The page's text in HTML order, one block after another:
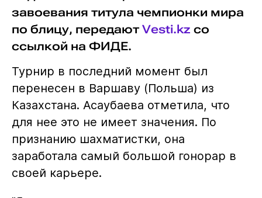
завоевания титула чемпионки мира
по блицу, передают Vesti.kz со
ссылкой на ФИДЕ.
Турнир в последний момент был
перенесен в Варшаву (Польша) из
Казахстана. Асаубаева отметила, что
для нее это не имеет значения. По
признанию шахматистки, она
заработала самый большой гонорар в
своей карьере.